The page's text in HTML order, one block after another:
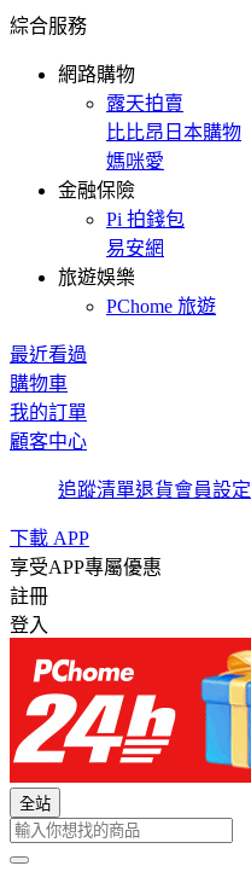
綜合服務
網路購物
露天拍賣
比比昂日本購物
媽咪愛
金融保險
Pi 拍錢包
易安網
旅遊娛樂
PChome 旅遊
最近看過
購物車
我的訂單
顧客中心
追蹤清單退貨會員設定
下載 APP
享受APP專屬優惠
註冊
登入
全站